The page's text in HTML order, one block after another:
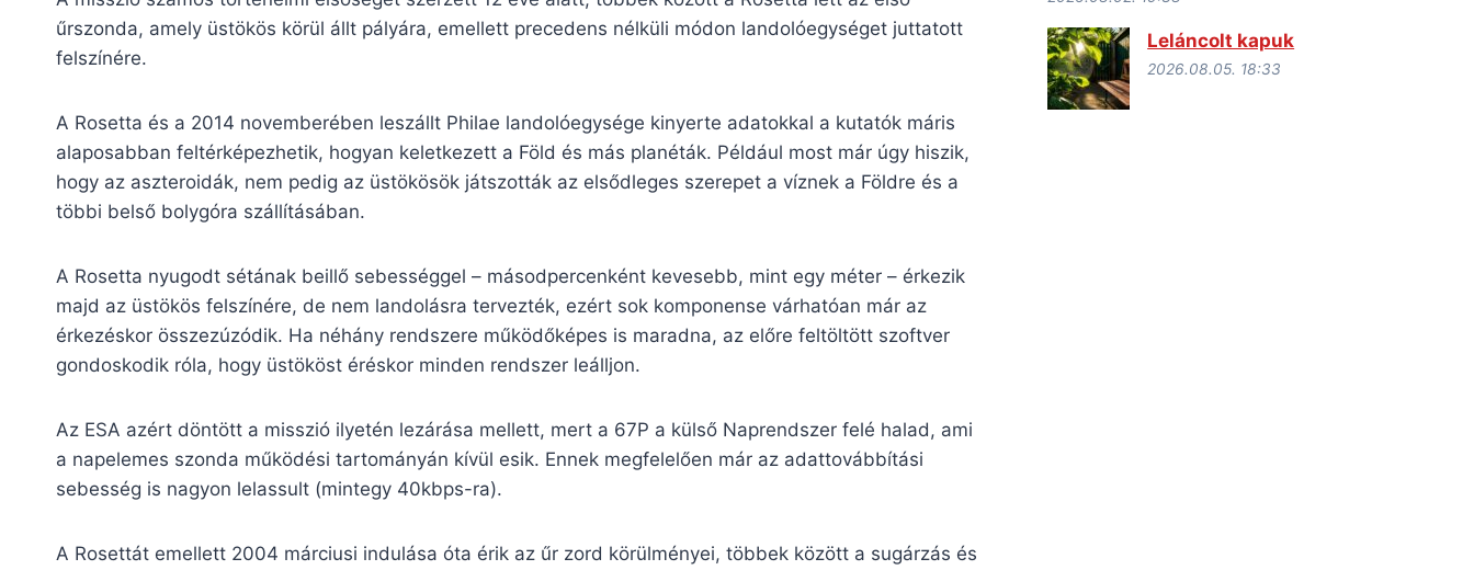
űrszonda, amely üstökös körül állt pályára, emellett precedens nélküli módon landolóegységet juttatott
felszínére.
A Rosetta és a 2014 novemberében leszállt Philae landolóegysége kinyerte adatokkal a kutatók máris
alaposabban feltérképezhetik, hogyan keletkezett a Föld és más planéták. Például most már úgy hiszik,
hogy az aszteroidák, nem pedig az üstökösök játszották az elsődleges szerepet a víznek a Földre és a
többi belső bolygóra szállításában.
A Rosetta nyugodt sétának beillő sebességgel – másodpercenként kevesebb, mint egy méter – érkezik
majd az üstökös felszínére, de nem landolásra tervezték, ezért sok komponense várhatóan már az
érkezéskor összezúzódik. Ha néhány rendszere működőképes is maradna, az előre feltöltött szoftver
gondoskodik róla, hogy üstököst éréskor minden rendszer leálljon.
Az ESA azért döntött a misszió ilyetén lezárása mellett, mert a 67P a külső Naprendszer felé halad, ami
a napelemes szonda működési tartományán kívül esik. Ennek megfelelően már az adattovábbítási
sebesség is nagyon lelassult (mintegy 40kbps-ra).
A Rosettát emellett 2004 márciusi indulása óta érik az űr zord körülményei, többek között a sugárzás és
Leláncolt kapuk
2026.08.05. 18:33